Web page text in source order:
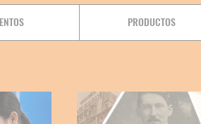
PRODUCTOS